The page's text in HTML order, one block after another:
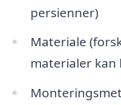
persienner)
Materiale
materialer kan